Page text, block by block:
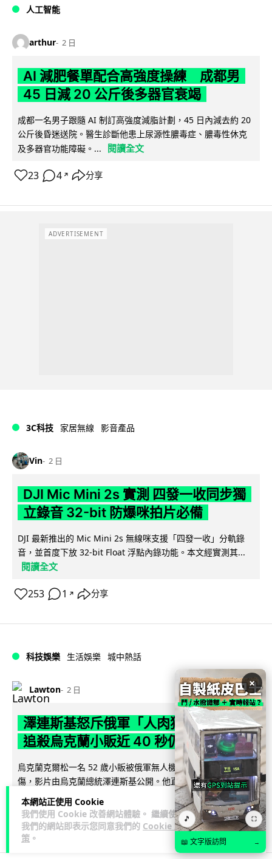
本網站正使用 Cookie
我們使用 Cookie 改善網站體驗。 繼續使用
我們的網站即表示您同意我們的 Cookie 政
策 。
人工智能
arthur 2 日
AI 減肥餐單配合高強度操練 成都男
45 日減 20 公斤後多器官衰竭
成都一名男子跟隨 AI 制訂高強度減脂計劃，45 日內減去約 20
公斤後昏迷送院。醫生診斷他患上尿源性膿毒症、膿毒性休克
及多器官功能障礙。...
閱讀全文
23 4 ↗ 分享
ADVERTISEMENT
3C科技 家居無線 影音產品
Vin 2 日
DJI Mic Mini 2s 實測 四發一收同步獨
立錄音 32-bit 防爆咪拍片必備
DJI 最新推出的 Mic Mini 2s 無線咪支援「四發一收」分軌錄
音，並首度下放 32-bit Float 浮點內錄功能。本文經實測其...
閱讀全文
253 1 ↗ 分享
科技娛樂 生活娛樂 城中熱話
Lawton 2 日
澤連斯基怒斥俄軍「人肉狩獵」 無人機
追殺烏克蘭小販近 40 秒仍被炸傷
烏克蘭克爾松一名 52 歲小販被俄軍無人機追擊近 40 秒後被炸
傷，影片由烏克蘭總統澤連斯基公開。他直斥俄軍對平民進行
「狩獵式」攻擊，烏克蘭...
133 41 ↗ 分享
×
🎵 ⛶
📖 文字版訪問 →